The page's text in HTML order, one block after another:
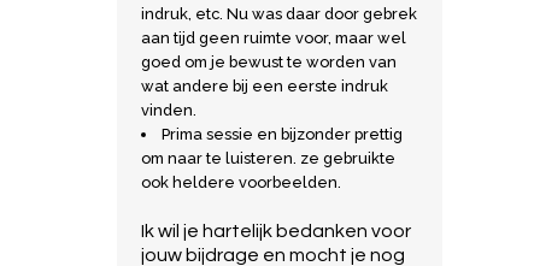
indruk, etc. Nu was daar door gebrek
aan tijd geen ruimte voor, maar wel
goed om je bewust te worden van
wat andere bij een eerste indruk
vinden.
Prima sessie en bijzonder prettig
om naar te luisteren. ze gebruikte
ook heldere voorbeelden.
Ik wil je hartelijk bedanken voor
jouw bijdrage en mocht je nog